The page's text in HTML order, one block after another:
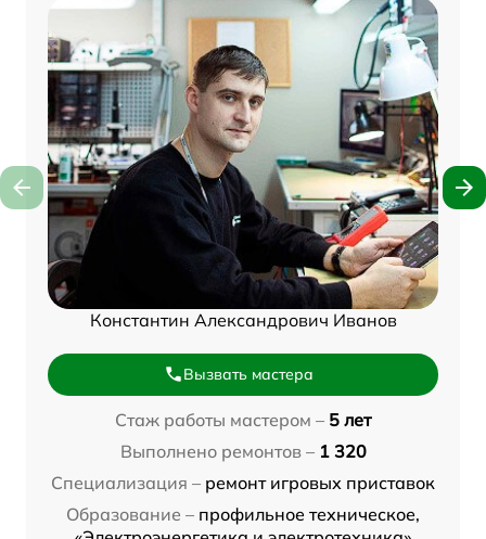
Константин Александрович Иванов
Вызвать мастера
Стаж работы мастером – 5 лет
Выполнено ремонтов – 1 320
Специализация – ремонт игровых приставок
Образование – профильное техническое,